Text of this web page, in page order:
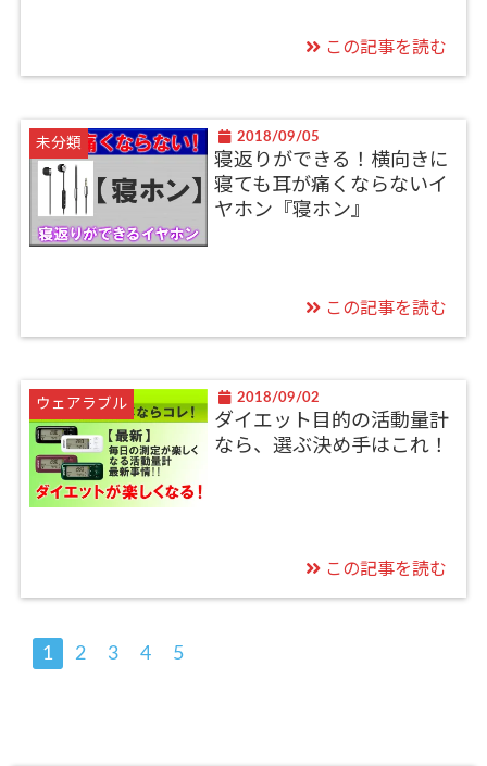
この記事を読む
未分類 2018/09/05
寝返りができる！横向きに
寝ても耳が痛くならないイ
ヤホン『寝ホン』
この記事を読む
ウェアラブル 2018/09/02
ダイエット目的の活動量計
なら、選ぶ決め手はこれ！
この記事を読む
1 2 3 4 5